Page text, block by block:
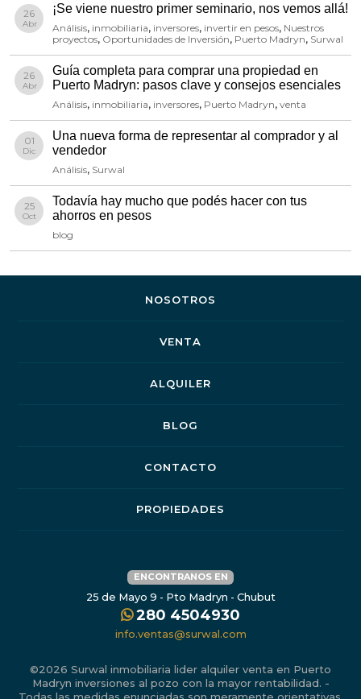
26
Abr
¡Se viene nuestro primer seminario, nos vemos allá!
Análisis, inmobiliaria, inversores, invertir en pesos, Nuestros
proyectos, Oportunidades de Inversión, Puerto Madryn, Surwal
26
Abr
Guía completa para comprar una propiedad en
Puerto Madryn: pasos clave y consejos esenciales
Análisis, inmobiliaria, inversores, Puerto Madryn,venta
01
Dic
Una nueva forma de representar al comprador y al
vendedor
Análisis, Surwal
25
Oct
Todavía hay mucho que podés hacer con tus
ahorros en pesos
blog
NOSOTROS
VENTA
ALQUILER
BLOG
CONTACTO
PROPIEDADES
ENCONTRANOS EN
25 de Mayo 9 - Pto Madryn - Chubut
280 4504930
info.ventas@surwal.com
©2026 Surwal inmobiliaria lider alquiler venta en Puerto
Madryn inversiones al pozo con la mayor rentabilidad. -